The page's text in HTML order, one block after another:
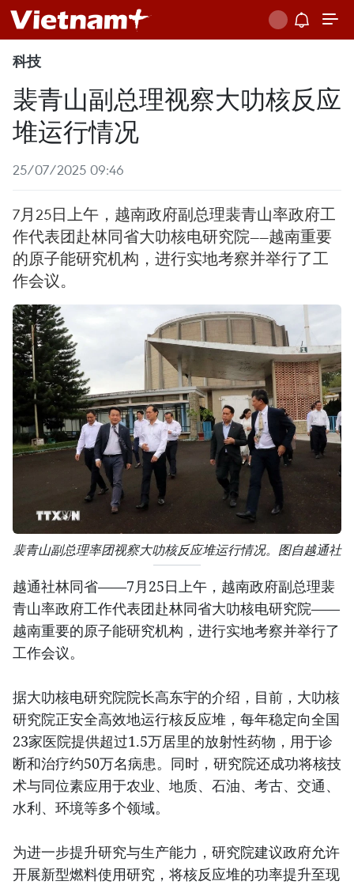
科技
裴青山副总理视察大叻核反应
堆运行情况
25/07/2025 09:46
7月25日上午，越南政府副总理裴青山率政府工
作代表团赴林同省大叻核电研究院——越南重要
的原子能研究机构，进行实地考察并举行了工
作会议。
裴青山副总理率团视察大叻核反应堆运行情况。图自越通社
越通社林同省——7月25日上午，越南政府副总理裴
青山率政府工作代表团赴林同省大叻核电研究院——
越南重要的原子能研究机构，进行实地考察并举行了
工作会议。
据大叻核电研究院院长高东宇的介绍，目前，大叻核
研究院正安全高效地运行核反应堆，每年稳定向全国
23家医院提供超过1.5万居里的放射性药物，用于诊
断和治疗约50万名病患。同时，研究院还成功将核技
术与同位素应用于农业、地质、石油、考古、交通、
水利、环境等多个领域。
为进一步提升研究与生产能力，研究院建议政府允许
开展新型燃料使用研究，将核反应堆的功率提升至现